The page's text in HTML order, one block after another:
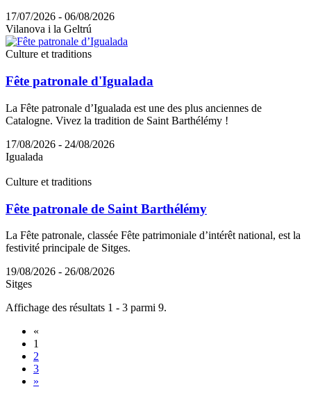
17/07/2026 - 06/08/2026
Vilanova i la Geltrú
Culture et traditions
Fête patronale d'Igualada
La Fête patronale d’Igualada est une des plus anciennes de
Catalogne. Vivez la tradition de Saint Barthélémy !
17/08/2026 - 24/08/2026
Igualada
Culture et traditions
Fête patronale de Saint Barthélémy
La Fête patronale, classée Fête patrimoniale d’intérêt national, est la
festivité principale de Sitges.
19/08/2026 - 26/08/2026
Sitges
Affichage des résultats 1 - 3 parmi 9.
«
1
2
3
»